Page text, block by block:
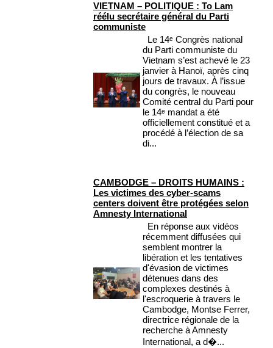
VIETNAM – POLITIQUE : To Lam
réélu secrétaire général du Parti
communiste
Le 14ᵉ Congrès national
du Parti communiste du
Vietnam s’est achevé le 23
janvier à Hanoï, après cinq
jours de travaux. À l’issue
du congrès, le nouveau
Comité central du Parti pour
le 14ᵉ mandat a été
officiellement constitué et a
procédé à l’élection de sa
di...
CAMBODGE – DROITS HUMAINS :
Les victimes des cyber-scams
centers doivent être protégées selon
Amnesty International
En réponse aux vidéos
récemment diffusées qui
semblent montrer la
libération et les tentatives
d'évasion de victimes
détenues dans des
complexes destinés à
l'escroquerie à travers le
Cambodge, Montse Ferrer,
directrice régionale de la
recherche à Amnesty
International, a d�...